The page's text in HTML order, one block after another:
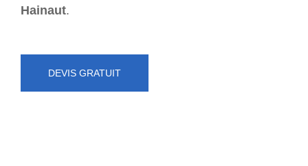
Hainaut.
DEVIS GRATUIT